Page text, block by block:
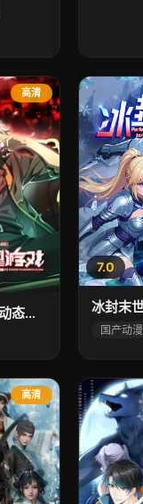
高清
神的欲望游戏 动态漫画
7.0
国产动漫
高清